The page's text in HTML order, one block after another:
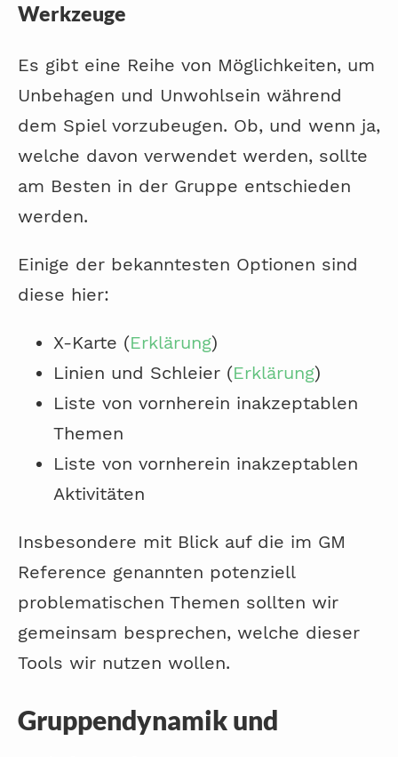
Werkzeuge
Es gibt eine Reihe von Möglichkeiten, um
Unbehagen und Unwohlsein während
dem Spiel vorzubeugen. Ob, und wenn ja,
welche davon verwendet werden, sollte
am Besten in der Gruppe entschieden
werden.
Einige der bekanntesten Optionen sind
diese hier:
X-Karte (Erklärung)
Linien und Schleier (Erklärung)
Liste von vornherein inakzeptablen
Themen
Liste von vornherein inakzeptablen
Aktivitäten
Insbesondere mit Blick auf die im GM
Reference genannten potenziell
problematischen Themen sollten wir
gemeinsam besprechen, welche dieser
Tools wir nutzen wollen.
Gruppendynamik und